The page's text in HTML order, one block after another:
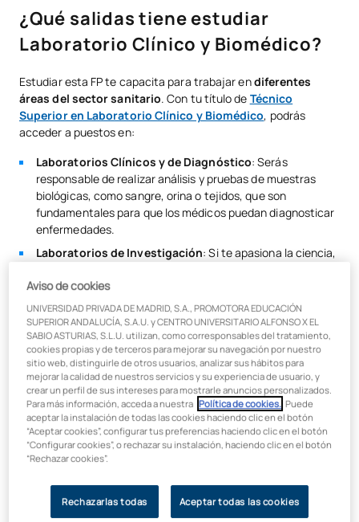
La FP de sanidad con más salida laboral
¿Qué hacer después de estudiar Laboratorio Clínico y Biomédico?
Tu futuro en el sector sanitario con UAX FP
¿Qué salidas tiene estudiar
Laboratorio Clínico y Biomédico?
Estudiar esta FP te capacita para trabajar endiferentes
áreas del sector sanitario. Con tu título de Técnico
Superior en Laboratorio Clínico y Biomédico, podrás
acceder a puestos en:
Laboratorios Clínicos y de Diagnóstico: Serás
responsable de realizar análisis y pruebas de muestras
biológicas, como sangre, orina o tejidos, que son
fundamentales para que los médicos puedan diagnosticar
enfermedades.
Laboratorios de Investigación: Si te apasiona la ciencia,
biomédica. Aquí, participarás en el desarrollo de nuevas
técnicas y en la búsqueda de tratamientos innovadores.
Técnico Especialista en Laboratorio : Esta es la salida
profesional más común. Te encargarás de la gestión,
organización y supervisión del funcionamiento diario del
laboratorio, controlando la calidad de las muestras y
manteniendo el equipo en condiciones óptimas.
Ayudante Técnico en Laboratorio de Toxicología:
Podrás trabajar analizando muestras para detectar
sustancias químicas, drogas o niveles de alcohol en
sangre, esenciales para determinar diagnósticos precisos.
Delegado Comercial de Productos Hospitalarios y
Farmacéuticos : Si tienes habilidades sociales y te
Aviso de cookies
UNIVERSIDAD PRIVADA DE MADRID, S.A., PROMOTORA EDUCACIÓN
SUPERIOR ANDALUCÍA, S.A.U. y CENTRO UNIVERSITARIO ALFONSO X EL
SABIO ASTURIAS, S.L.U. utilizan, como corresponsables del tratamiento,
cookies propias y de terceros para mejorar su navegación por nuestro
sitio web, distinguirle de otros usuarios, analizar sus hábitos para
mejorar la calidad de nuestros servicios y su experiencia de usuario, y
crear un perfil de sus intereses para mostrarle anuncios personalizados.
Para más información, acceda a nuestra Política de cookies. . Puede
aceptar la instalación de todas las cookies haciendo clic en el botón
“Aceptar cookies”, configurar tus preferencias haciendo clic en el botón
“Configurar cookies”, o rechazar su instalación, haciendo clic en el botón
“Rechazar cookies”.
Rechazarlas todas Aceptar todas las cookies